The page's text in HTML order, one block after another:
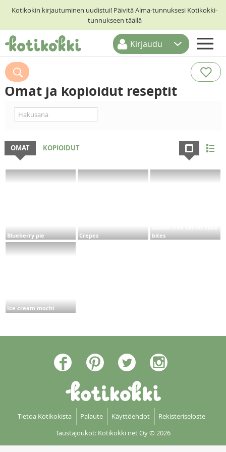
Kotikokin kirjautuminen uudistui! Päivitä Alma-tunnuksesi Kotikokki-
tunnukseen täällä
ETUSIVU
RESEPTIHAKU
KESKUSTELUT
KOTIKOKIT
Kirjaudu
Omat ja kopioidut reseptit
OMAT KOPIOIDUT
Blueberry pie Crepes
bites
Ice cream mochi
Tietoa Kotikokista Palaute Käyttöehdot
Rekisteriseloste
Taustajoukot: Kotikokki net Oy© 2026